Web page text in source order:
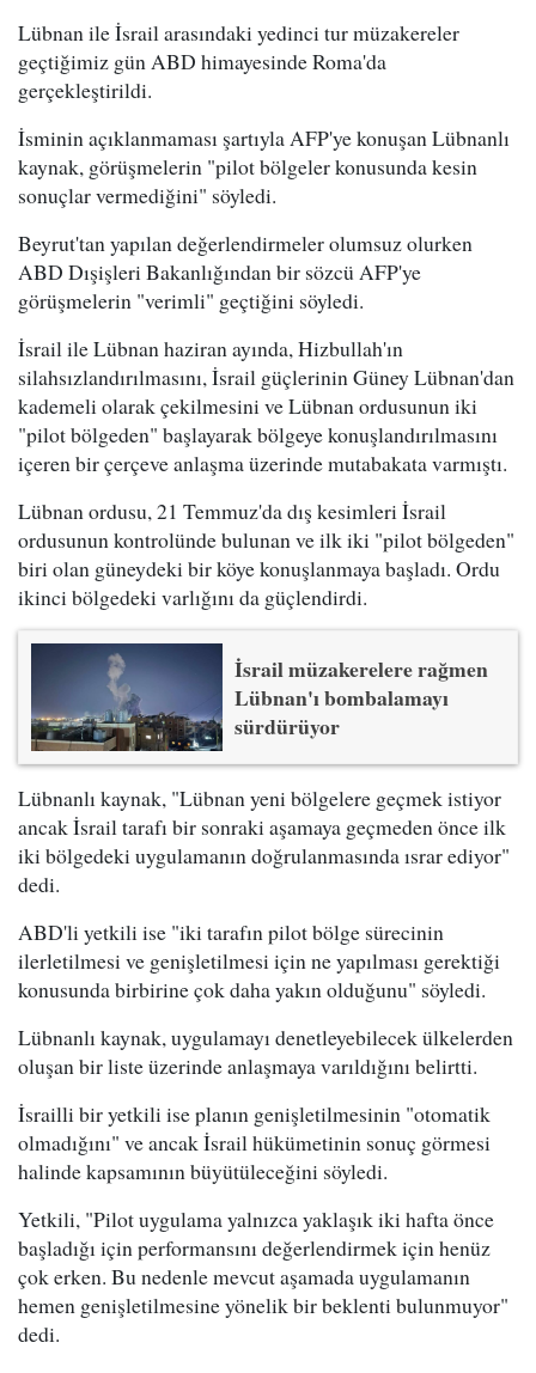
Lübnan ile İsrail arasındaki yedinci tur müzakereler
geçtiğimiz gün ABD himayesinde Roma'da
gerçekleştirildi.
İsminin açıklanmaması şartıyla AFP'ye konuşan Lübnanlı
kaynak, görüşmelerin "pilot bölgeler konusunda kesin
sonuçlar vermediğini" söyledi.
Beyrut'tan yapılan değerlendirmeler olumsuz olurken
ABD Dışişleri Bakanlığından bir sözcü AFP'ye
görüşmelerin "verimli" geçtiğini söyledi.
İsrail ile Lübnan haziran ayında, Hizbullah'ın
silahsızlandırılmasını, İsrail güçlerinin Güney Lübnan'dan
kademeli olarak çekilmesini ve Lübnan ordusunun iki
"pilot bölgeden" başlayarak bölgeye konuşlandırılmasını
içeren bir çerçeve anlaşma üzerinde mutabakata varmıştı.
Lübnan ordusu, 21 Temmuz'da dış kesimleri İsrail
ordusunun kontrolünde bulunan ve ilk iki "pilot bölgeden"
biri olan güneydeki bir köye konuşlanmaya başladı. Ordu
ikinci bölgedeki varlığını da güçlendirdi.
İsrail müzakerelere rağmen
Lübnan'ı bombalamayı
sürdürüyor
Lübnanlı kaynak, "Lübnan yeni bölgelere geçmek istiyor
ancak İsrail tarafı bir sonraki aşamaya geçmeden önce ilk
iki bölgedeki uygulamanın doğrulanmasında ısrar ediyor"
dedi.
ABD'li yetkili ise "iki tarafın pilot bölge sürecinin
ilerletilmesi ve genişletilmesi için ne yapılması gerektiği
konusunda birbirine çok daha yakın olduğunu" söyledi.
Lübnanlı kaynak, uygulamayı denetleyebilecek ülkelerden
oluşan bir liste üzerinde anlaşmaya varıldığını belirtti.
İsrailli bir yetkili ise planın genişletilmesinin "otomatik
olmadığını" ve ancak İsrail hükümetinin sonuç görmesi
halinde kapsamının büyütüleceğini söyledi.
Yetkili, "Pilot uygulama yalnızca yaklaşık iki hafta önce
başladığı için performansını değerlendirmek için henüz
çok erken. Bu nedenle mevcut aşamada uygulamanın
hemen genişletilmesine yönelik bir beklenti bulunmuyor"
dedi.